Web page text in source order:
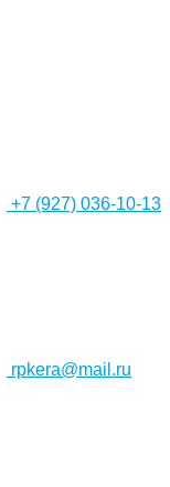
+7 (927) 036-10-13
rpkera@mail.ru